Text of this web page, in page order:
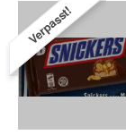
Verpasst!